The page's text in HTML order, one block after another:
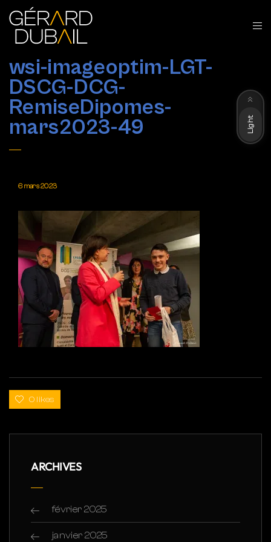
wsi-imageoptim-LGT-
DSCG-DCG-
RemiseDipomes-
mars2023-49
6 mars 2023
0 likes
ARCHIVES
février 2025
janvier 2025
Light
Dark